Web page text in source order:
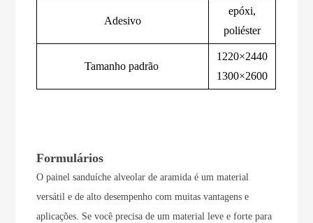
Adesivo
epóxi,
poliéster
Tamanho padrão
1220×2440
1300×2600
Formulários
O painel sanduíche alveolar de aramida é um material
versátil e de alto desempenho com muitas vantagens e
aplicações. Se você precisa de um material leve e forte para